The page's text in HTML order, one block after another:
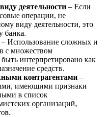
деятельности – Если
операции, не
виду деятельности, это
банка.
– Использование сложных и
с множеством
интерпретировано как
средств.
контрагентами –
имеющими признаки
в список
организаций,